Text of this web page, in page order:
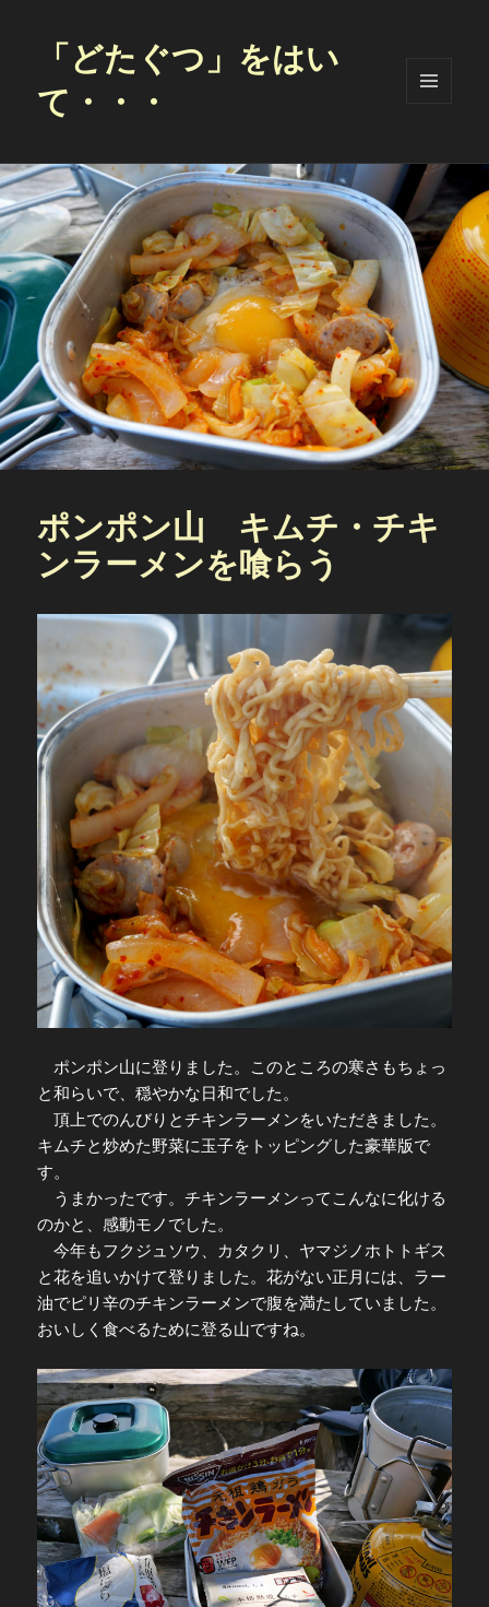
「どたぐつ」をはい
て・・・
ット
ポンポン山 キムチ・チキ
ンラーメンを喰らう
ポンポン山に登りました。このところの寒さもちょっ
と和らいで、穏やかな日和でした。
頂上でのんびりとチキンラーメンをいただきました。
キムチと炒めた野菜に玉子をトッピングした豪華版で
す。
うまかったです。チキンラーメンってこんなに化ける
のかと、感動モノでした。
今年もフクジュソウ、カタクリ、ヤマジノホトトギス
と花を追いかけて登りました。花がない正月には、ラー
油でピリ辛のチキンラーメンで腹を満たしていました。
おいしく食べるために登る山ですね。